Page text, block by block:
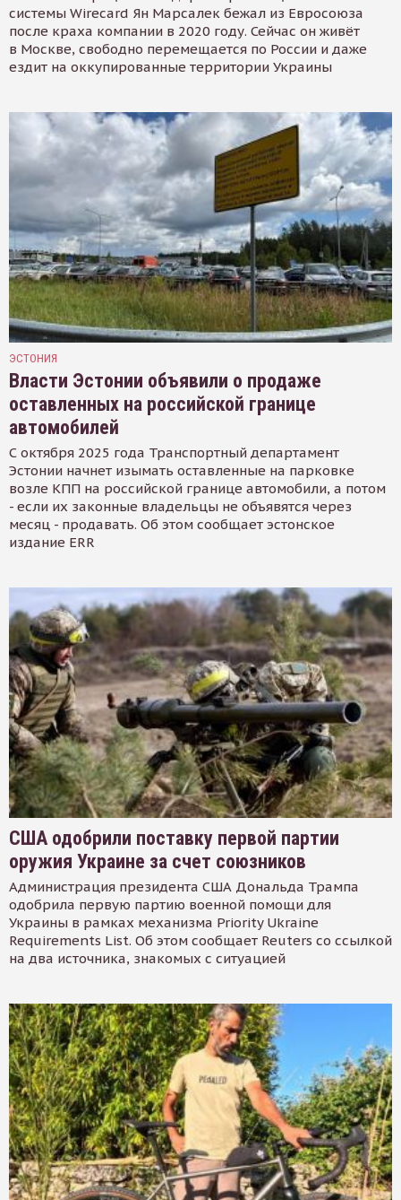
системы Wirecard Ян Марсалек бежал из Евросоюза
после краха компании в 2020 году. Сейчас он живёт
в Москве, свободно перемещается по России и даже
ездит на оккупированные территории Украины
ЭСТОНИЯ
Власти Эстонии объявили о продаже
оставленных на российской границе
автомобилей
С октября 2025 года Транспортный департамент
Эстонии начнет изымать оставленные на парковке
возле КПП на российской границе автомобили, а потом
- если их законные владельцы не объявятся через
месяц - продавать. Об этом сообщает эстонское
издание ERR
США одобрили поставку первой партии
оружия Украине за счет союзников
Администрация президента США Дональда Трампа
одобрила первую партию военной помощи для
Украины в рамках механизма Priority Ukraine
Requirements List. Об этом сообщает Reuters со ссылкой
на два источника, знакомых с ситуацией